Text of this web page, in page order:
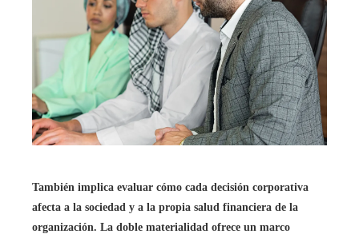
También implica evaluar cómo cada decisión corporativa
afecta a la sociedad y a la propia salud financiera de la
organización. La doble materialidad ofrece un marco